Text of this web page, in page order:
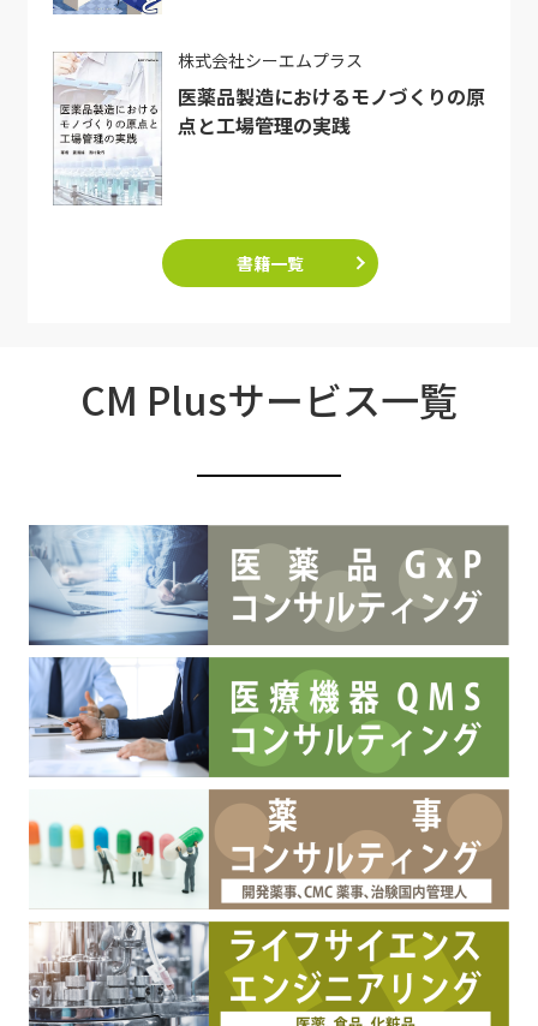
株式会社シーエムプラス
医薬品製造におけるモノづくりの原
点と工場管理の実践
書籍一覧
CM Plusサービス一覧